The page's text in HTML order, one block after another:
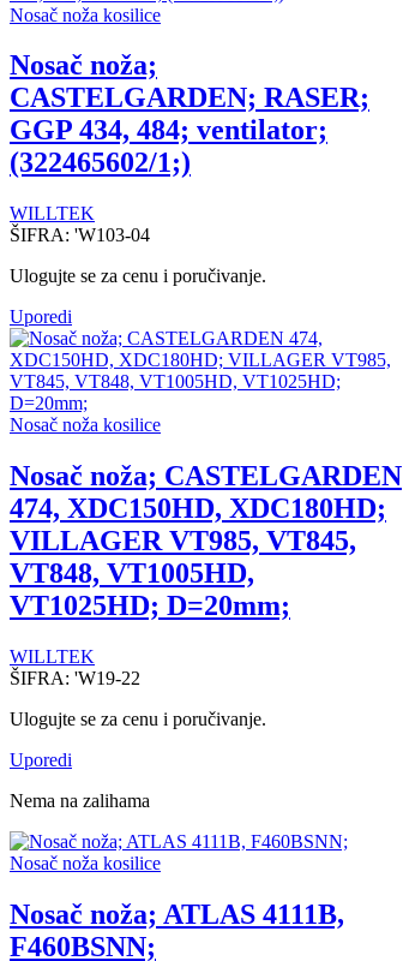
Nosač noža kosilice
Nosač noža;
CASTELGARDEN; RASER;
GGP 434, 484; ventilator;
(322465602/1;)
WILLTEK
ŠIFRA: 'W103-04
Ulogujte se za cenu i poručivanje.
Uporedi
Nosač noža kosilice
Nosač noža; CASTELGARDEN
474, XDC150HD, XDC180HD;
VILLAGER VT985, VT845,
VT848, VT1005HD,
VT1025HD; D=20mm;
WILLTEK
ŠIFRA: 'W19-22
Ulogujte se za cenu i poručivanje.
Uporedi
Nema na zalihama
Nosač noža kosilice
Nosač noža; ATLAS 4111B,
F460BSNN;